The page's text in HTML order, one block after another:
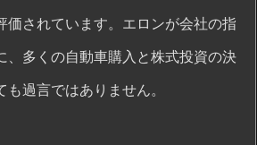
価されています。エロンが会社の指
、多くの自動車購入と株式投資の決
過言ではありません。